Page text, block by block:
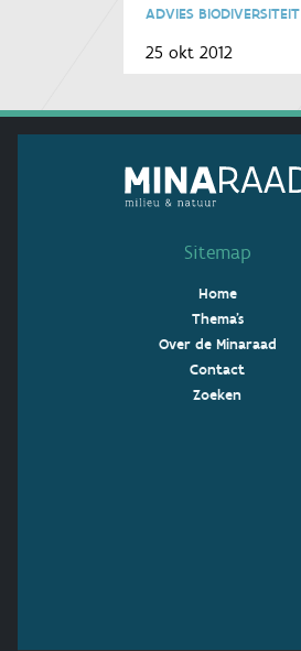
ADVIES BIODIVERSITEIT
25 okt 2012
Sitemap
Home
Thema's
Over de Minaraad
Contact
Zoeken